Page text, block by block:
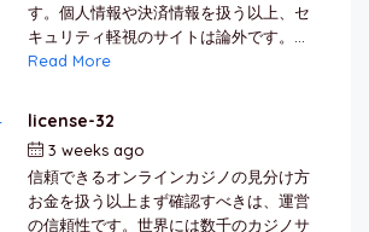
す。個人情報や決済情報を扱う以上、セ
キュリティ軽視のサイトは論外です。...
Read More
license-32
3 weeks ago
信頼できるオンラインカジノの見分け方
お金を扱う以上まず確認すべきは、運営
の信頼性です。世界には数千のカジノサ